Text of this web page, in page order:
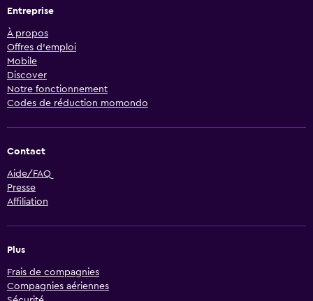
Entreprise
À propos
Offres d’emploi
Mobile
Discover
Notre fonctionnement
Codes de réduction momondo
Contact
Aide/FAQ
Presse
Affiliation
Plus
Frais de compagnies
Compagnies aériennes